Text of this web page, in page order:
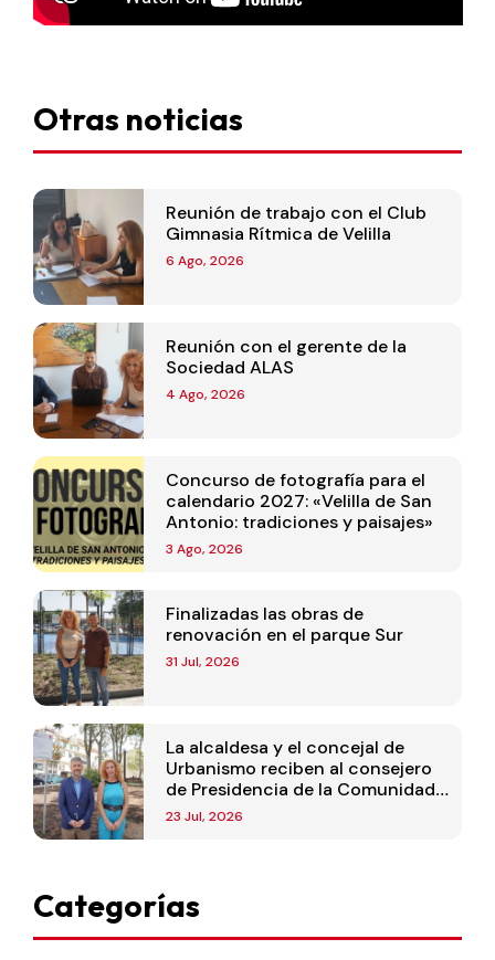
Otras noticias
Reunión de trabajo con el Club
Gimnasia Rítmica de Velilla
6 Ago, 2026
Reunión con el gerente de la
Sociedad ALAS
4 Ago, 2026
Concurso de fotografía para el
calendario 2027: «Velilla de San
Antonio: tradiciones y paisajes»
3 Ago, 2026
Finalizadas las obras de
renovación en el parque Sur
31 Jul, 2026
La alcaldesa y el concejal de
Urbanismo reciben al consejero
de Presidencia de la Comunidad
de Madrid
23 Jul, 2026
Categorías